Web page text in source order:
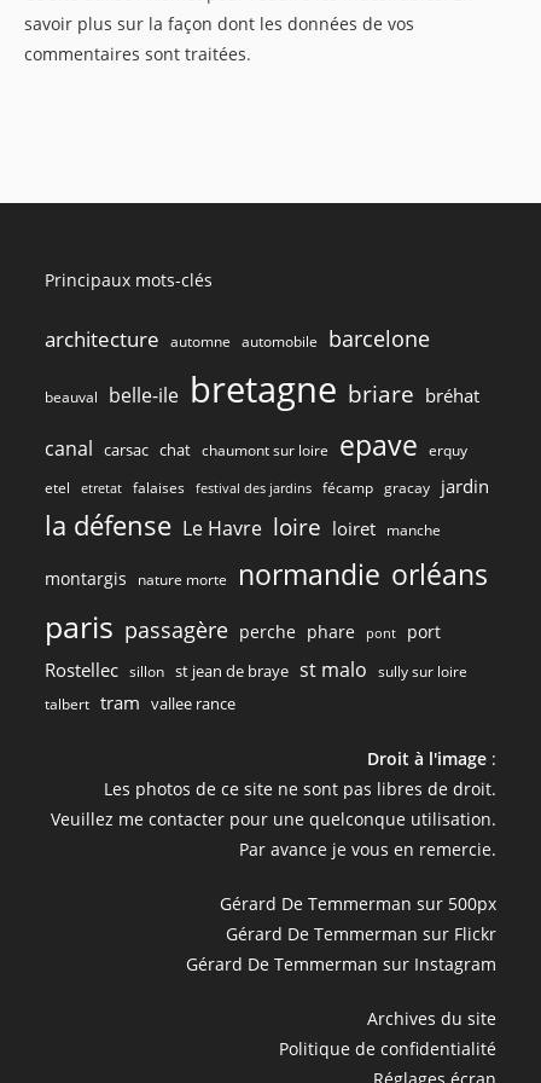
savoir plus sur la façon dont les données de vos
commentaires sont traitées.
Principaux mots-clés
architecture automne automobile barcelone
beauval belle-ile bretagne briare bréhat
canal carsac chat chaumont sur loire epave erquy
etel etretat falaises festival des jardins fécamp gracay jardin
la défense Le Havre loire loiret manche
montargis nature morte normandie orléans
paris passagère perche phare pont port
Rostellec sillon st jean de braye st malo sully sur loire
talbert tram vallee rance
Droit à l'image:
Les photos de ce site ne sont pas libres de droit.
Veuillez me contacter pour une quelconque utilisation.
Par avance je vous en remercie.
Gérard De Temmerman sur 500px
Gérard De Temmerman sur Flickr
Gérard De Temmerman sur Instagram
Archives du site
Politique de confidentialité